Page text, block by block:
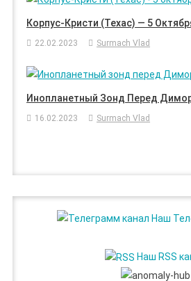
Корпус-Кристи (Техас) — 5
22.02.2023 Surmach Vlad
Инопланетный Зонд Перед
16.02.2023 Surmach Vlad
Наш
Наш RSS